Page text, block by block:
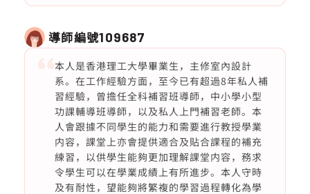
導師編號109687
本人是香港理工大學畢業生，主修室內設計
系。在工作經驗方面，至今已有超過8年私人補
習經驗，曾擔任全科補習班導師，中小學小型
功課輔導班導師，以及私人上門補習老師。本
人會跟據不同學生的能力和需要進行教授學業
内容，課堂上亦會提供適合及貼合課程的補充
練習，以供學生能夠更加理解課堂内容，務求
令學生可以在學業成績上有所進步。本人守時
及有耐性，望能夠將繁複的學習過程轉化為學